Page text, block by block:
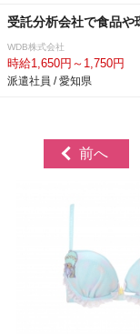
受託分析会社で食品や
WDB株式会社
時給1,650円～1,750円
派遣社員 / 愛知県
前へ